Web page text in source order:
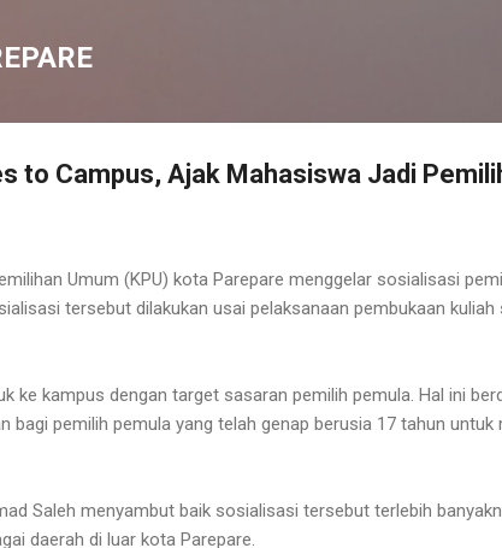
to Campus, Ajak Mahasiswa Jadi
Umum (KPU) kota Parepare menggelar sosialisasi
tersebut dilakukan usai pelaksanaan pembukaan
ke kampus dengan target sasaran pemilih pemula. Hal ini
bagi pemilih pemula yang telah genap berusia 17 tahun untuk
Saleh menyambut baik sosialisasi tersebut terlebih
daerah di luar kota Parepare.